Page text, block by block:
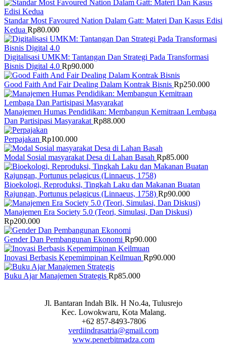
Standar Most Favoured Nation Dalam Gatt: Materi Dan Kasus Edisi
Kedua Rp80.000
Digitalisasi UMKM: Tantangan Dan Strategi Pada Transformasi
Bisnis Digital 4.0 Rp90.000
Good Faith And Fair Dealing Dalam Kontrak Bisnis Rp250.000
Manajemen Humas Pendidikan: Membangun Kemitraan Lembaga
Dan Partisipasi Masyarakat Rp88.000
Perpajakan Rp100.000
Modal Sosial masyarakat Desa di Lahan Basah Rp85.000
Bioekologi, Reproduksi, Tingkah Laku dan Makanan Buatan
Rajungan, Portunus pelagicus (Linnaeus, 1758) Rp90.000
Manajemen Era Society 5.0 (Teori, Simulasi, Dan Diskusi)
Rp200.000
Gender Dan Pembangunan Ekonomi Rp90.000
Inovasi Berbasis Kepemimpinan Keilmuan Rp90.000
Buku Ajar Manajemen Strategis Rp85.000
Jl. Bantaran Indah Blk. H No.4a, Tulusrejo
Kec. Lowokwaru, Kota Malang.
+62 857-8493-7806
verdiindrasatria@gmail.com
www.penerbitmadza.com